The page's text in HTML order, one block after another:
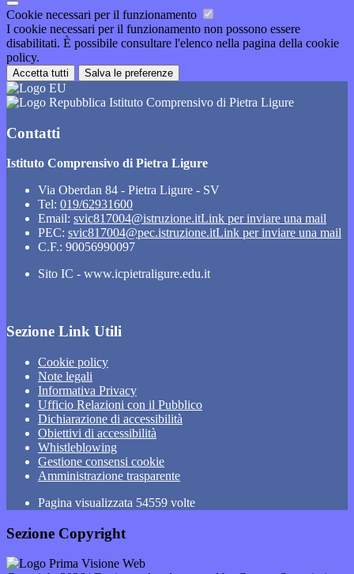
Cookie necessari per il funzionamento
I cookie necessari per il funzionamento non possono essere
disabilitati. È possibile consultare l'elenco nella pagina della cookie
policy.
Accetta tutti Salva le preferenze
Istituto Comprensivo di Pietra Ligure
Contatti
Istituto Comprensivo di Pietra Ligure
Via Oberdan 84 - Pietra Ligure - SV
Tel: 019/62931600
Email: svic817004@istruzione.itLink per inviare una mail
PEC: svic817004@pec.istruzione.itLink per inviare una mail
C.F.: 90056990097
Sito IC - www.icpietraligure.edu.it
Sezione Link Utili
Cookie policy
Note legali
Informativa Privacy
Ufficio Relazioni con il Pubblico
Dichiarazione di accessibilità
Obiettivi di accessibilità
Whistleblowing
Gestione consensi cookie
Amministrazione trasparente
Pagina visualizzata 54559 volte
Sezione Copyright